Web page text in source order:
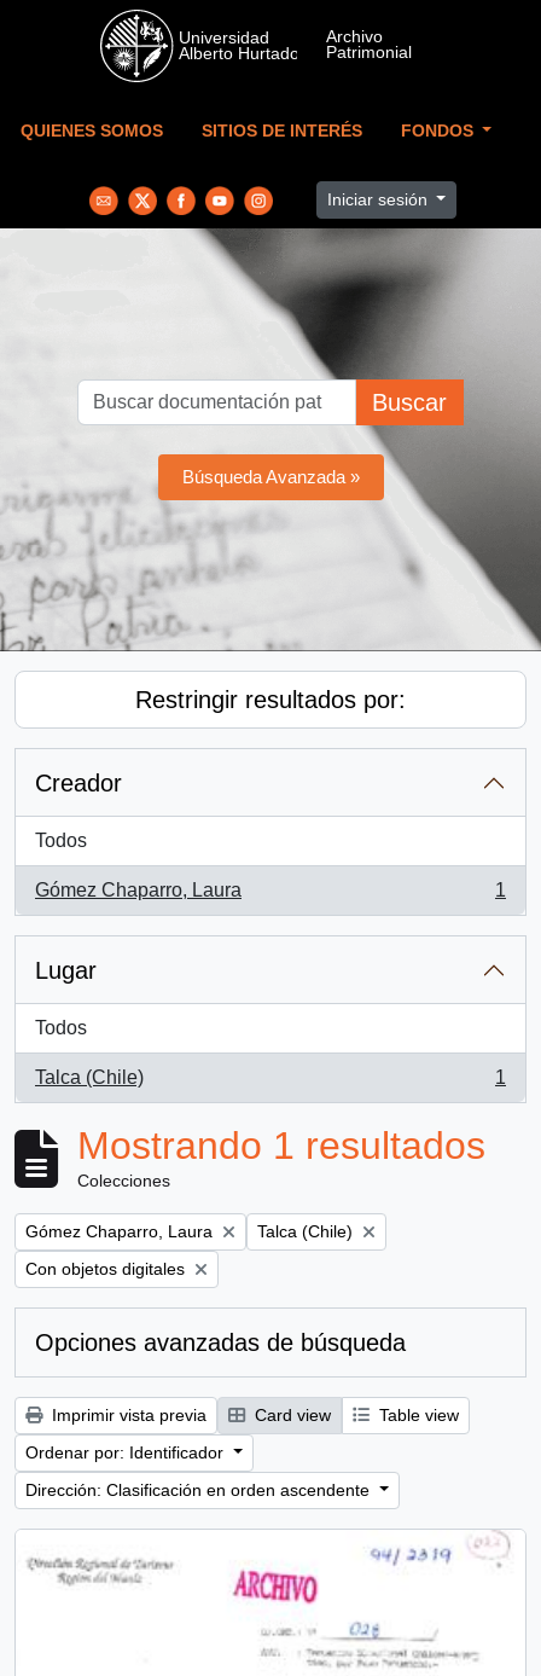
Skip to main content
QUIENES SOMOS SITIOS DE INTERÉS FONDOS
Iniciar sesión
Buscar
Búsqueda Avanzada »
Restringir resultados por:
Creador
Todos
Gómez Chaparro, Laura
, 1 resultados
1
Lugar
Todos
Talca (Chile)
, 1 resultados
1
Mostrando 1 resultados
Colecciones
Remove filter:
Gómez Chaparro, Laura Remove filter:
Talca (Chile)
Remove filter:
Con objetos digitales
Opciones avanzadas de búsqueda
Imprimir vista previa Card view
Table view
Ordenar por: Identificador
Dirección: Clasificación en orden ascendente